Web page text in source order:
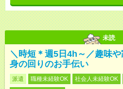
未読
＼時短＊週5日4h～／趣味や
身の回りのお手伝い
派遣 職種未経験OK 社会人未経験OK